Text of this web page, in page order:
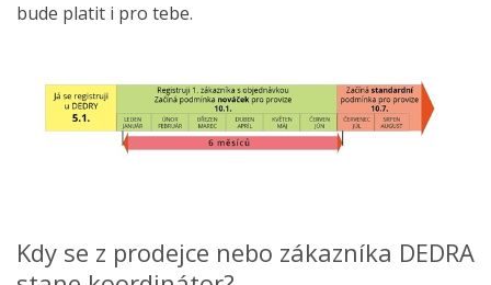
bude platit i pro tebe.
Kdy se z prodejce nebo zákazníka DEDRA